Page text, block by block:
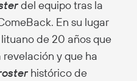
del equipo tras la
En su lugar
de 20 años que
y que ha
histórico de